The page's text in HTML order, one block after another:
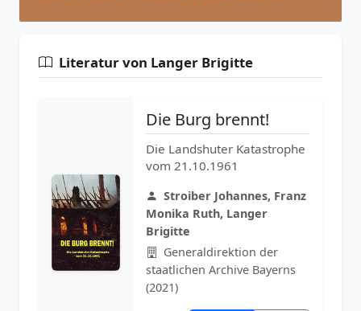
Literatur von Langer Brigitte
Die Burg brennt!
Die Landshuter Katastrophe
vom 21.10.1961
Stroiber Johannes, Franz
Monika Ruth, Langer
Brigitte
Generaldirektion der
staatlichen Archive Bayerns
(2021)